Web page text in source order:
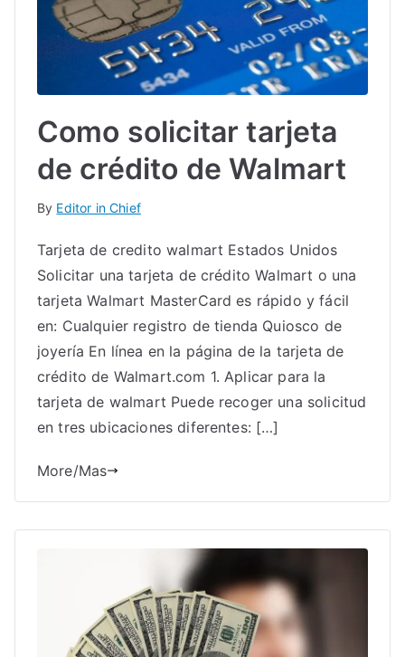
Como solicitar tarjeta
de crédito de Walmart
By Editor in Chief
Tarjeta de credito walmart Estados Unidos
Solicitar una tarjeta de crédito Walmart o una
tarjeta Walmart MasterCard es rápido y fácil
en: Cualquier registro de tienda Quiosco de
joyería En línea en la página de la tarjeta de
crédito de Walmart.com 1. Aplicar para la
tarjeta de walmart Puede recoger una solicitud
en tres ubicaciones diferentes: […]
More/Mas